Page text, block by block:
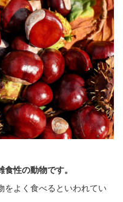
性の動物です。
をよく食べるといわれてい